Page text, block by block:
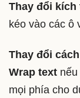
Thay đổi
kéo vào các ô
Thay đổi
Wrap text
mọi phía cho